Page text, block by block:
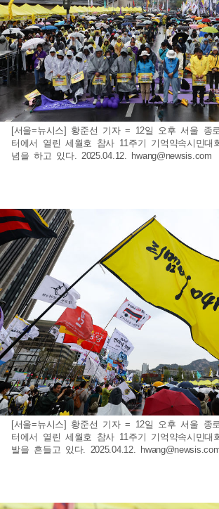
[서울=뉴시스] 황준선 기자 = 12일 오후 서울 종
터에서 열린 세월호 참사 11주기 기억약속시민대
념을 하고 있다. 2025.04.12. hwang@newsis.com
[서울=뉴시스] 황준선 기자 = 12일 오후 서울 종
터에서 열린 세월호 참사 11주기 기억약속시민대
발을 흔들고 있다. 2025.04.12.